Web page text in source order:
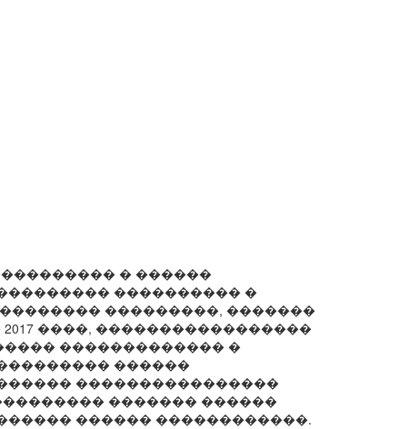
� ������
���������� �
���������, �������
����, �����������������
������������� �
������
����������������
������� ������
������ ������������.